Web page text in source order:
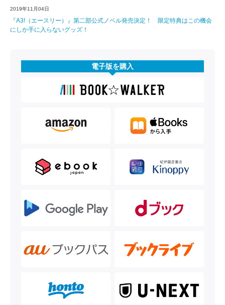
2019年11月04日
『A3!（エースリー）』第二部公式ノベル発売決定！ 限定特典はこの機会
にしか手に入らないグッズ！
電子版を購入